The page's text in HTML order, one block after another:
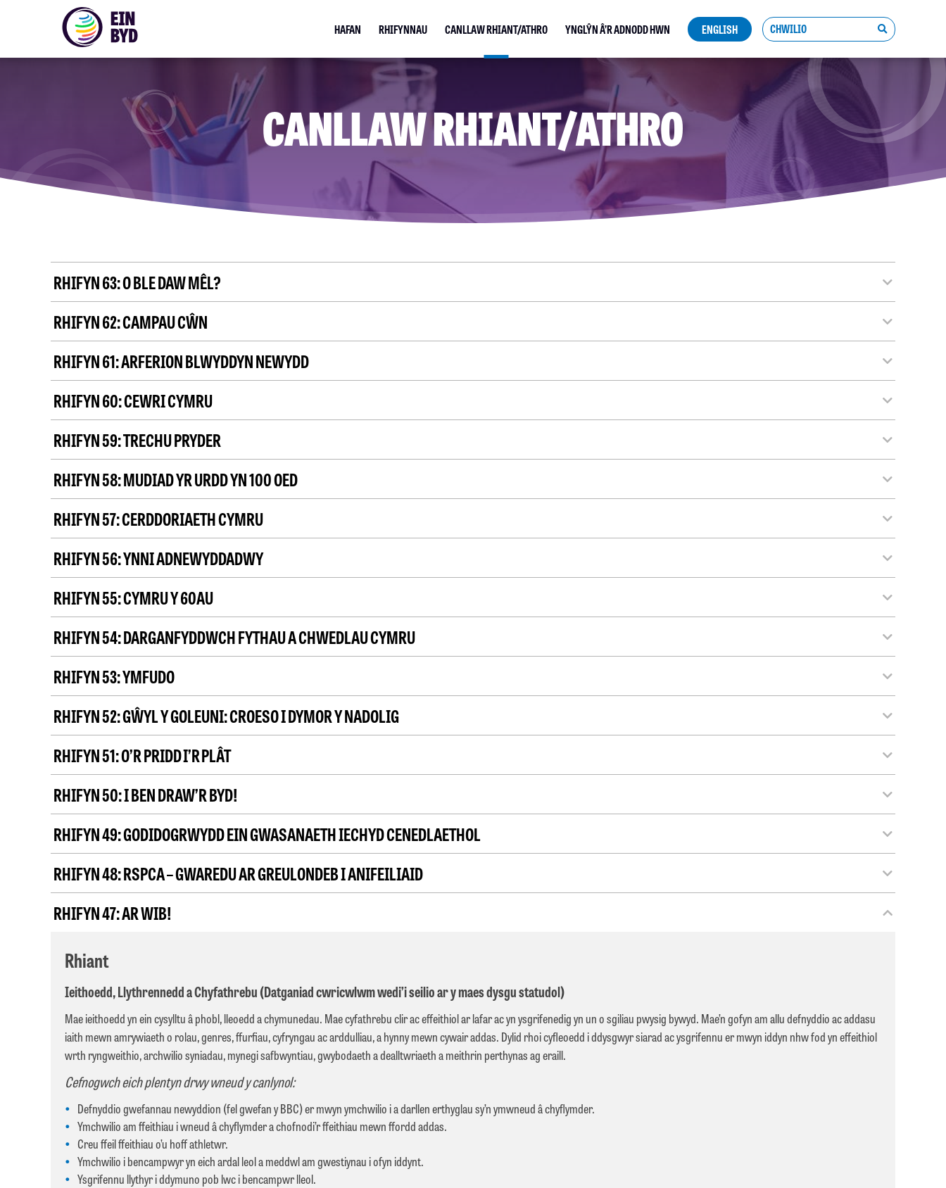
HAFAN RHIFYNNAU CANLLAW RHIANT/ATHRO YNGLŶN Â’R ADNODD HWN ENGLISH
Search
button
CANLLAW RHIANT/ATHRO
RHIFYN 63:O BLE DAW MÊL?
RHIFYN 62:CAMPAU CŴN
RHIFYN 61:ARFERION BLWYDDYN NEWYDD
RHIFYN 60:CEWRI CYMRU
RHIFYN 59:TRECHU PRYDER
RHIFYN 58:MUDIAD YR URDD YN 100 OED
RHIFYN 57:CERDDORIAETH CYMRU
RHIFYN 56:YNNI ADNEWYDDADWY
RHIFYN 55:CYMRU Y 60AU
RHIFYN 54:DARGANFYDDWCH FYTHAU A CHWEDLAU CYMRU
RHIFYN 53:YMFUDO
RHIFYN 52:GŴYL Y GOLEUNI: CROESO I DYMOR Y NADOLIG
RHIFYN 51:O’R PRIDD I’R PLÂT
RHIFYN 50:I BEN DRAW’R BYD!
RHIFYN 49:GODIDOGRWYDD EIN GWASANAETH IECHYD CENEDLAETHOL
RHIFYN 48:RSPCA – GWAREDU AR GREULONDEB I ANIFEILIAID
RHIFYN 47:AR WIB!
Rhiant
Ieithoedd, Llythrennedd a Chyfathrebu (Datganiad cwricwlwm wedi’i seilio ar y maes dysgu statudol)
Mae ieithoedd yn ein cysylltu â phobl, lleoedd a chymunedau. Mae cyfathrebu clir ac effeithiol ar lafar ac yn ysgrifenedig yn un o sgiliau pwysig bywyd. Mae’n gofyn am allu defnyddio ac addasu
iaith mewn amrywiaeth o rolau, genres, ffurfiau, cyfryngau ac arddulliau, a hynny mewn cywair addas. Dylid rhoi cyﬂeoedd i ddysgwyr siarad ac ysgrifennu er mwyn iddyn nhw fod yn effeithiol
wrth ryngweithio, archwilio syniadau, mynegi safbwyntiau, gwybodaeth a dealltwriaeth a meithrin perthynas ag eraill.
Cefnogwch eich plentyn drwy wneud y canlynol:
Defnyddio gwefannau newyddion (fel gwefan y BBC) er mwyn ymchwilio i a darllen erthyglau sy’n ymwneud â chyflymder.
Ymchwilio am ffeithiau i wneud â chyflymder a chofnodi’r ffeithiau mewn ffordd addas.
Creu ffeil ffeithiau o’u hoff athletwr.
Ymchwilio i bencampwyr yn eich ardal leol a meddwl am gwestiynau i ofyn iddynt.
Ysgrifennu llythyr i ddymuno pob lwc i bencampwr lleol.